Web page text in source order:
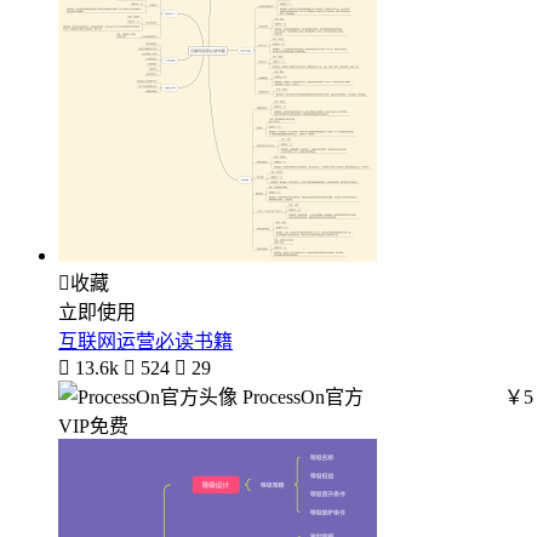
收藏
立即使用
互联网运营必读书籍
 13.6k  524  29
ProcessOn官方
￥5
VIP免费